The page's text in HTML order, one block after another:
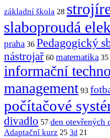
základní škola 28
slaboproudá
praha 36 Pedagogický
nástrojař 60 matematika 35
informační
management 93
počítačové
divadlo 57 den otevřených
Adaptační kurz 25 3d 21